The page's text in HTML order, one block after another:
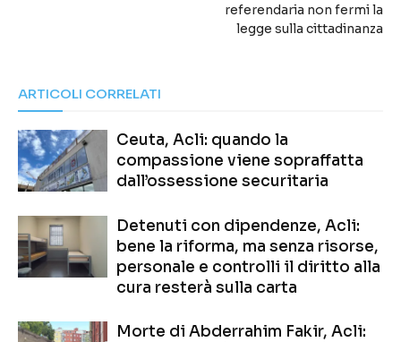
referendaria non fermi la
legge sulla cittadinanza
ARTICOLI CORRELATI
Ceuta, Acli: quando la
compassione viene sopraffatta
dall’ossessione securitaria
Detenuti con dipendenze, Acli:
bene la riforma, ma senza risorse,
personale e controlli il diritto alla
cura resterà sulla carta
Morte di Abderrahim Fakir, Acli: